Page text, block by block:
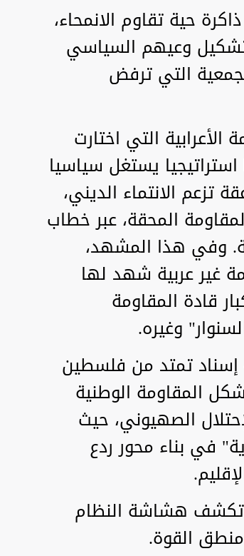
حية تقاوم الانمحاء،
وعيهم السياسي
التي ترفض
التي اختارت
يستغل سياسيا
تزعم الانتماء الديني،
المحقة، عبر خطاب
وفي هذا المشهد،
غير عربية شهد لها
قادة المقاومة
وغيره.
تمتد من فلسطين
المقاومة الوطنية
الصهيوني، حيث
في بناء محور ردع
تكشف هشاشة النظام
منطق القوة.